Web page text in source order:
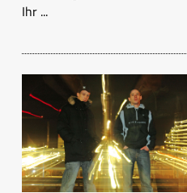
Ihr ...